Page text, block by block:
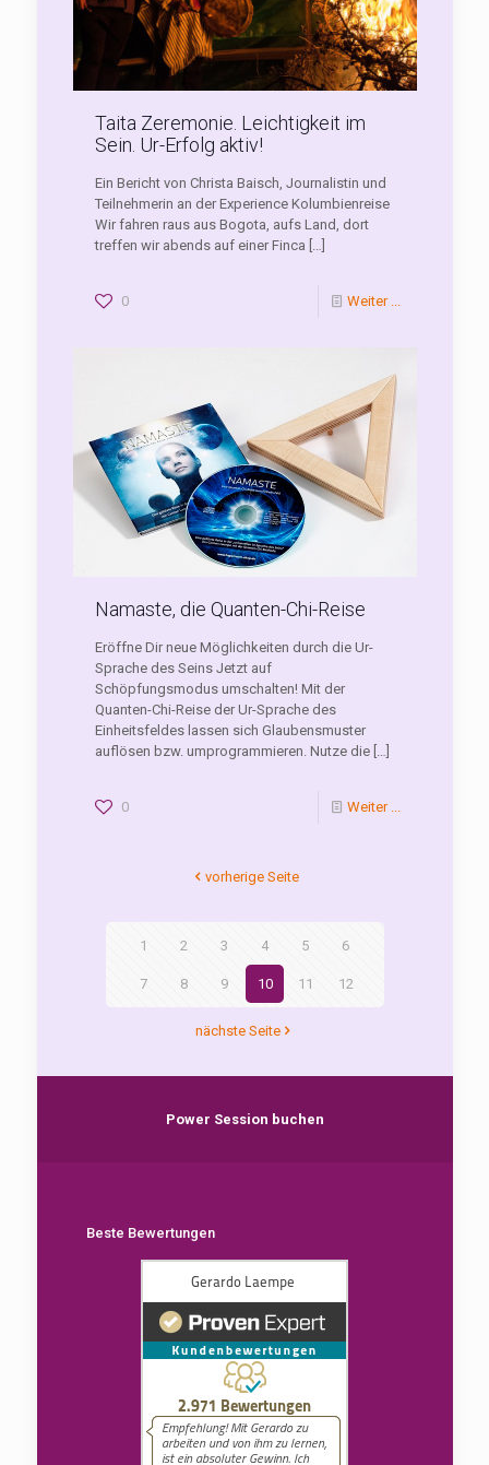
Taita Zeremonie. Leichtigkeit im
Sein. Ur-Erfolg aktiv!
Ein Bericht von Christa Baisch, Journalistin und
Teilnehmerin an der Experience Kolumbienreise
Wir fahren raus aus Bogota, aufs Land, dort
treffen wir abends auf einer Finca […]
0 Weiter ...
Namaste, die Quanten-Chi-Reise
Eröffne Dir neue Möglichkeiten durch die Ur-
Sprache des Seins Jetzt auf
Schöpfungsmodus umschalten! Mit der
Quanten-Chi-Reise der Ur-Sprache des
Einheitsfeldes lassen sich Glaubensmuster
auflösen bzw. umprogrammieren. Nutze die[…]
0 Weiter ...
vorherige Seite
1 2 3 4 5 6
7 8 9 10 11 12
nächste Seite
Power Session buchen
Beste Bewertungen